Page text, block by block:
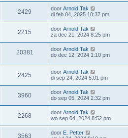
2429 door Arnold Tak
di feb 04, 2025 10:37 pm
2215 door Arnold Tak
za dec 21, 2024 8:25 pm
20381 door Arnold Tak
do dec 12, 2024 1:10 pm
2425 door Arnold Tak
di sep 24, 2024 5:01 pm
3960 door Arnold Tak
do sep 05, 2024 2:32 pm
2268 door Arnold Tak
wo sep 04, 2024 8:52 pm
3563 door E. Petter